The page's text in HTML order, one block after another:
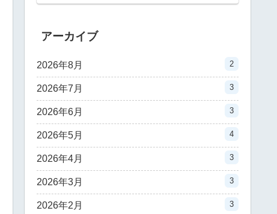
プ｜40代の実例で理解する
アーカイブ
2026年8月 2
2026年7月 3
2026年6月 3
2026年5月 4
2026年4月 3
2026年3月 3
2026年2月 3